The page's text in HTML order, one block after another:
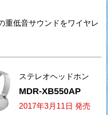
低音サウンドをワイヤレ
ステレオヘッドホン
MDR-XB550AP
2017年3月11日 発売